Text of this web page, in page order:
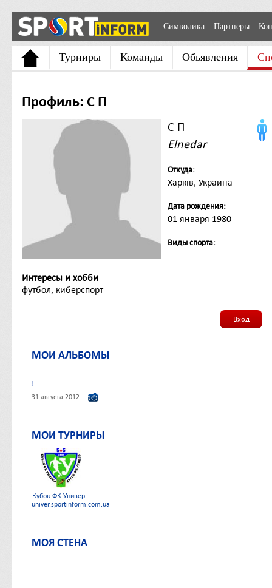
Символика Партнеры
Турниры Команды Обьявления
Профиль: С П
С П
Elnedar
Откуда:
Харків, Украина
Дата рождения:
01 января 1980
Виды спорта:
Интересы и хобби
футбол, киберспорт
Вход
МОИ АЛЬБОМЫ
!
31 августа 2012
МОИ ТУРНИРЫ
Кубок ФК Универ -
univer.sportinform.com.ua
МОЯ СТЕНА